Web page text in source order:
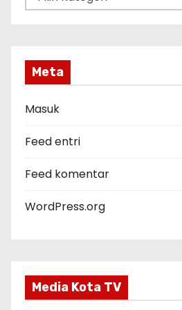
a
o
r
Meta
Masuk
Feed entri
Feed komentar
WordPress.org
Media Kota TV